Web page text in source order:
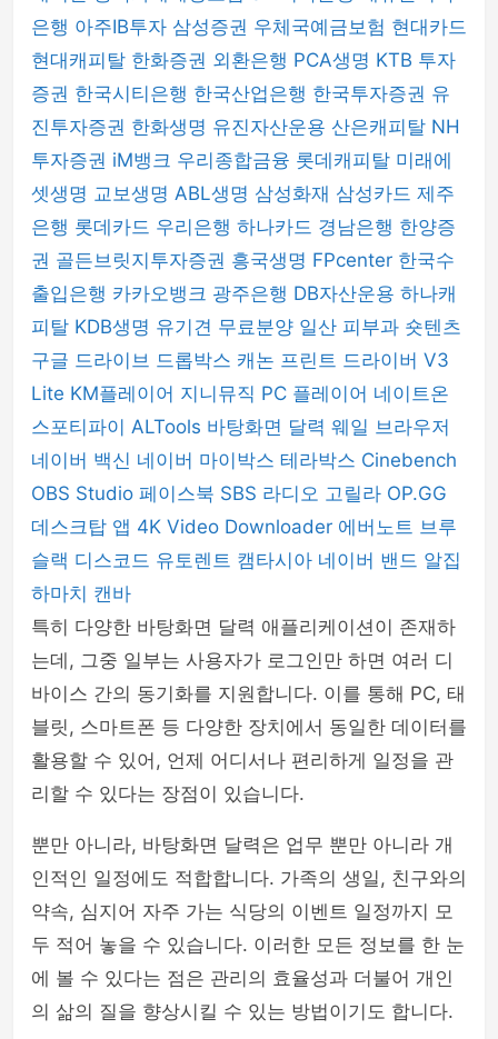
은행 아주IB투자 삼성증권 우체국예금보험 현대카드
현대캐피탈 한화증권 외환은행 PCA생명 KTB 투자
증권 한국시티은행 한국산업은행 한국투자증권 유
진투자증권 한화생명 유진자산운용 산은캐피탈 NH
투자증권 iM뱅크 우리종합금융 롯데캐피탈 미래에
셋생명 교보생명 ABL생명 삼성화재 삼성카드 제주
은행 롯데카드 우리은행 하나카드 경남은행 한양증
권 골든브릿지투자증권 흥국생명 FPcenter 한국수
출입은행 카카오뱅크 광주은행 DB자산운용 하나캐
피탈 KDB생명 유기견 무료분양 일산 피부과 숏텐츠
구글 드라이브 드롭박스 캐논 프린트 드라이버 V3
Lite KM플레이어 지니뮤직 PC 플레이어 네이트온
스포티파이 ALTools 바탕화면 달력 웨일 브라우저
네이버 백신 네이버 마이박스 테라박스 Cinebench
OBS Studio 페이스북 SBS 라디오 고릴라 OP.GG
데스크탑 앱 4K Video Downloader 에버노트 브루
슬랙 디스코드 유토렌트 캠타시아 네이버 밴드 알집
하마치 캔바
특히 다양한 바탕화면 달력 애플리케이션이 존재하
는데, 그중 일부는 사용자가 로그인만 하면 여러 디
바이스 간의 동기화를 지원합니다. 이를 통해 PC, 태
블릿, 스마트폰 등 다양한 장치에서 동일한 데이터를
활용할 수 있어, 언제 어디서나 편리하게 일정을 관
리할 수 있다는 장점이 있습니다.
뿐만 아니라, 바탕화면 달력은 업무 뿐만 아니라 개
인적인 일정에도 적합합니다. 가족의 생일, 친구와의
약속, 심지어 자주 가는 식당의 이벤트 일정까지 모
두 적어 놓을 수 있습니다. 이러한 모든 정보를 한 눈
에 볼 수 있다는 점은 관리의 효율성과 더불어 개인
의 삶의 질을 향상시킬 수 있는 방법이기도 합니다.